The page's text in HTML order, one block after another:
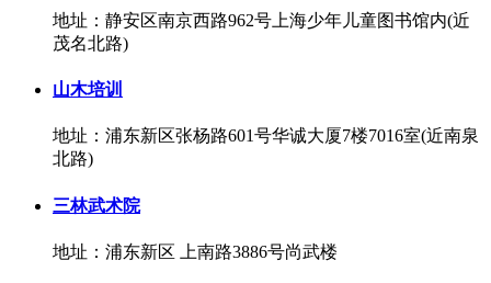
地址：静安区南京西路962号上海少年儿童图书馆内(近
茂名北路)
山木培训
地址：浦东新区张杨路601号华诚大厦7楼7016室(近南泉
北路)
三林武术院
地址：浦东新区 上南路3886号尚武楼